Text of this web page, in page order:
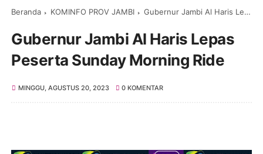
Beranda KOMINFO PROV JAMBI Gubernur Jambi Al Haris Lepas Peserta Sunday Morning Ride
Gubernur Jambi Al Haris Lepas
Peserta Sunday Morning Ride
MINGGU, AGUSTUS 20, 2023 0 KOMENTAR